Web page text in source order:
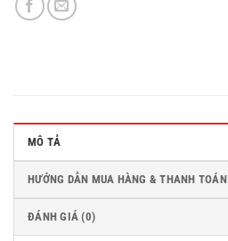
MÔ TẢ
HƯỚNG DẪN MUA HÀNG & THANH TOÁN
ĐÁNH GIÁ (0)